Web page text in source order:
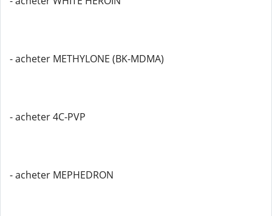
- acheter METHYLONE (BK-MDMA)
- acheter 4C-PVP
- acheter MEPHEDRON